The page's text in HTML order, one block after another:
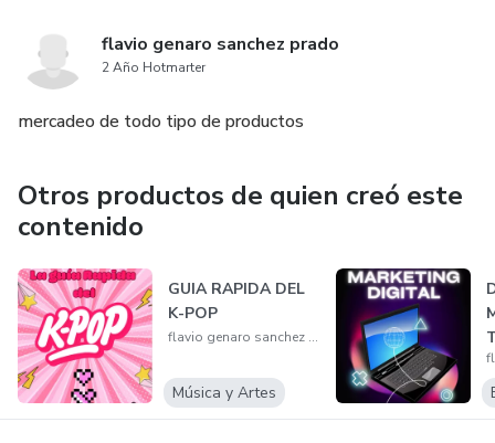
flavio genaro sanchez prado
2 Año Hotmarter
mercadeo de todo tipo de productos
Otros productos de quien creó este
contenido
GUIA RAPIDA DEL
K-POP
flavio genaro sanchez prado
Música y Artes